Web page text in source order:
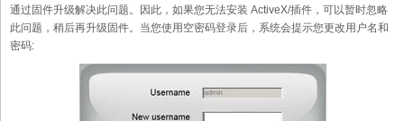
通过固件升级解决此问题。因此，如果您无法安装 ActiveX/插件，可以暂时忽略
此问题，稍后再升级固件。当您使用空密码登录后，系统会提示您更改用户名和
密码: